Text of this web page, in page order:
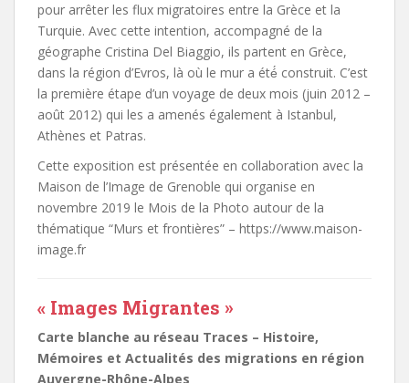
pour arrêter les flux migratoires entre la Grèce et la
Turquie. Avec cette intention, accompagné de la
géographe Cristina Del Biaggio, ils partent en Grèce,
dans la région d’Evros, là où le mur a été́ construit. C’est
la première étape d’un voyage de deux mois (juin 2012 –
août 2012) qui les a amenés également à Istanbul,
Athènes et Patras.
Cette exposition est présentée en collaboration avec la
Maison de l’Image de Grenoble qui organise en
novembre 2019 le Mois de la Photo autour de la
thématique “Murs et frontières” – https://www.maison-
image.fr
« Images Migrantes »
Carte blanche au réseau Traces – Histoire,
Mémoires et Actualités des migrations en région
Auvergne-Rhône-Alpes